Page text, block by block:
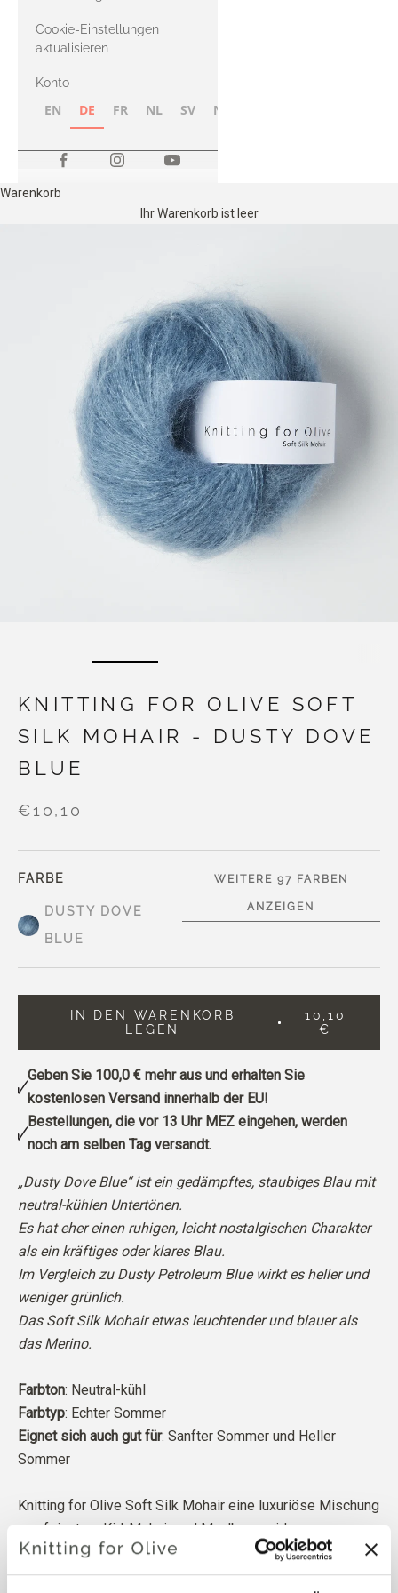
Cookie-Einstellungen
aktualisieren
Konto
EN DE FR NL SV NB
Warenkorb
Ihr Warenkorb ist leer
KNITTING FOR OLIVE SOFT
SILK MOHAIR - DUSTY DOVE
BLUE
€10,10
FARBE
DUSTY DOVE
BLUE
WEITERE 97 FARBEN
ANZEIGEN
IN DEN WARENKORB
LEGEN
10,10
€
Geben Sie 100,0 €mehr aus und erhalten Sie
kostenlosen Versand innerhalb der EU!
Bestellungen, die vor 13 Uhr MEZ eingehen, werden
noch am selben Tag versandt.
„Dusty Dove Blue“ ist ein gedämpftes, staubiges Blau mit
neutral-kühlen Untertönen.
Es hat eher einen ruhigen, leicht nostalgischen Charakter
als ein kräftiges oder klares Blau.
Im Vergleich zu Dusty Petroleum Blue wirkt es heller und
weniger grünlich.
Das Soft Silk Mohair etwas leuchtender und blauer als
das Merino.
Farbton: Neutral-kühl
Farbtyp: Echter Sommer
Eignet sich auch gut für: Sanfter Sommer und Heller
Sommer
Knitting for Olive Soft Silk Mohair eine luxuriöse Mischung
aus feinstem Kid-Mohair und Maulbeerseide.
Unser Mohair stammt von Angoraziegen, die in Südafrika